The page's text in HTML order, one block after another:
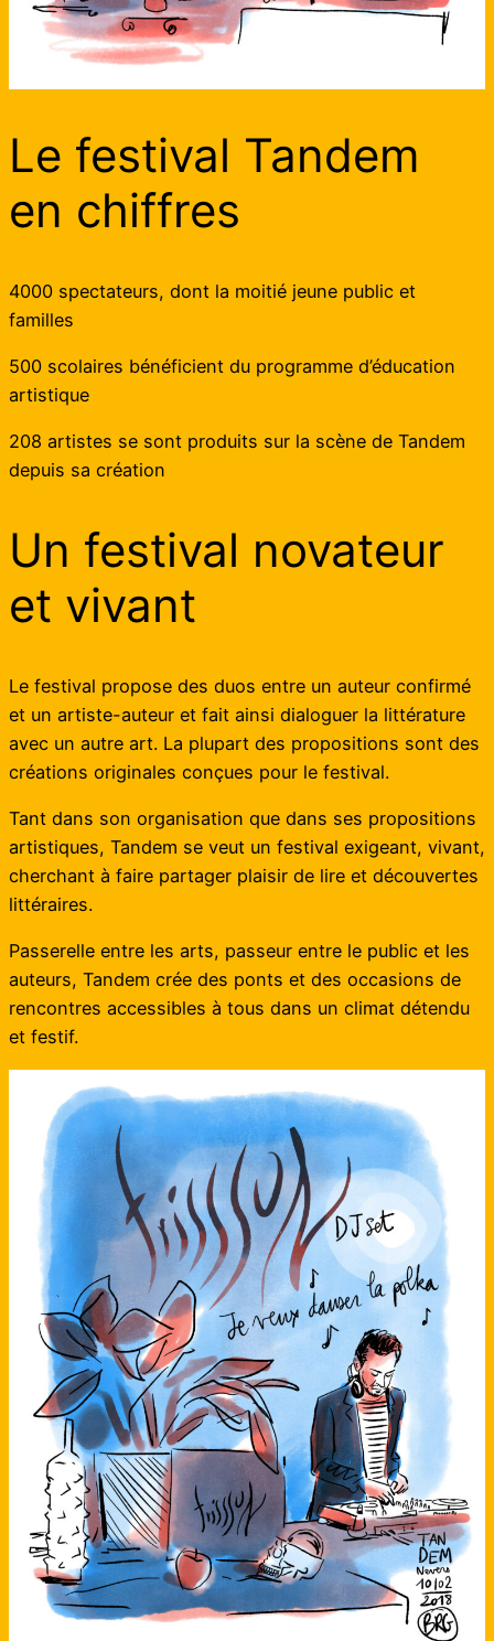
Le festival Tandem
en chiffres
4000 spectateurs, dont la moitié jeune public et
familles
500 scolaires bénéficient du programme d’éducation
artistique
208 artistes se sont produits sur la scène de Tandem
depuis sa création
Un festival novateur
et vivant
Le festival propose des duos entre un auteur confirmé
et un artiste-auteur et fait ainsi dialoguer la littérature
avec un autre art. La plupart des propositions sont des
créations originales conçues pour le festival.
Tant dans son organisation que dans ses propositions
artistiques, Tandem se veut un festival exigeant, vivant,
cherchant à faire partager plaisir de lire et découvertes
littéraires.
Passerelle entre les arts, passeur entre le public et les
auteurs, Tandem crée des ponts et des occasions de
rencontres accessibles à tous dans un climat détendu
et festif.